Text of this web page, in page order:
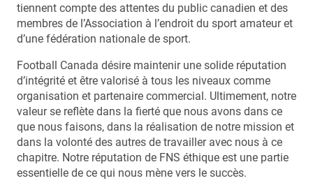
tiennent compte des attentes du public canadien et des
membres de l’Association à l’endroit du sport amateur et
d’une fédération nationale de sport.
Football Canada désire maintenir une solide réputation
d’intégrité et être valorisé à tous les niveaux comme
organisation et partenaire commercial. Ultimement, notre
valeur se reflète dans la fierté que nous avons dans ce
que nous faisons, dans la réalisation de notre mission et
dans la volonté des autres de travailler avec nous à ce
chapitre. Notre réputation de FNS éthique est une partie
essentielle de ce qui nous mène vers le succès.